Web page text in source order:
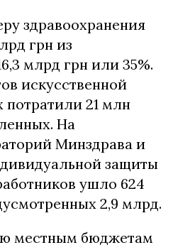
здравоохранения
грн из
млрд грн или 35%.
искусственной
потратили 21 млн
На
Минздрава и
защиты
ушло 624
2,9 млрд.
местным бюджетам